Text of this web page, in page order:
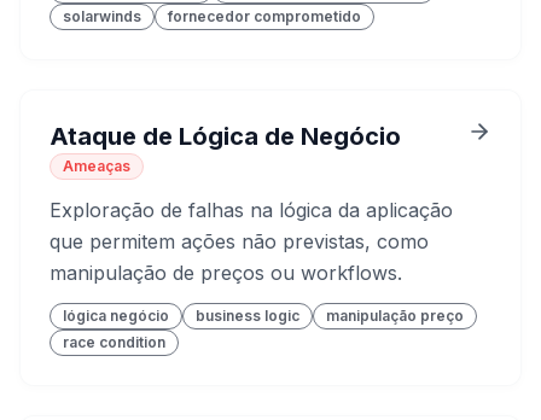
solarwinds
fornecedor comprometido
Ataque de Lógica de Negócio
Ameaças
Exploração de falhas na lógica da aplicação
que permitem ações não previstas, como
manipulação de preços ou workflows.
lógica negócio business logic
manipulação preço
race condition